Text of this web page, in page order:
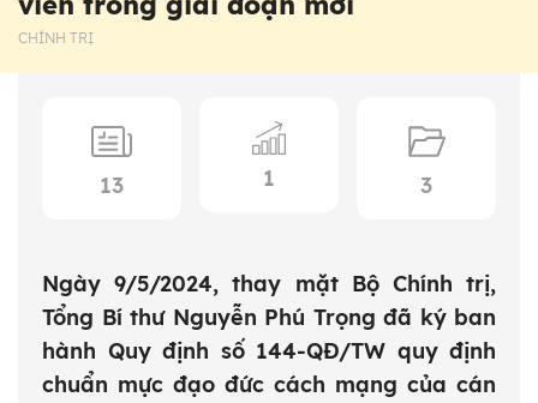
CHÍNH TRỊ
13 1 3
Ngày 9/5/2024, thay mặt Bộ Chính trị,
Tổng Bí thư Nguyễn Phú Trọng đã ký ban
hành Quy định số 144-QĐ/TW quy định
chuẩn mực đạo đức cách mạng của cán